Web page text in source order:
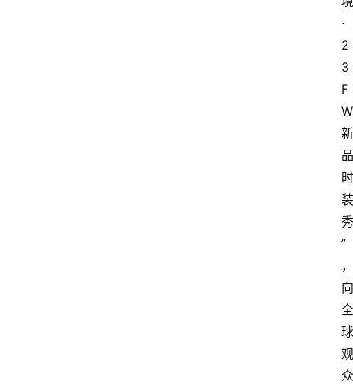
·
2
3
F
W
新
品
时
装
秀
”
，
向
全
球
观
众